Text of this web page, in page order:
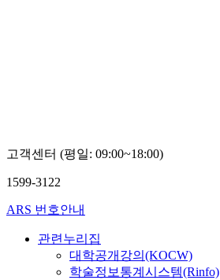
고객센터 (평일: 09:00~18:00)
1599-3122
ARS 번호안내
관련누리집
대학공개강의(KOCW)
학술정보통계시스템(Rinfo)